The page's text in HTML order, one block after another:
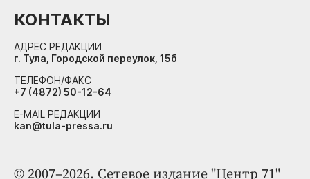
© 2007–2026. Сетевое издание "Центр 71"
КОНТАКТЫ
АДРЕС РЕДАКЦИИ
г. Тула, Городской переулок, 15б
ТЕЛЕФОН/ФАКС
+7 (4872) 50-12-64
E-MAIL РЕДАКЦИИ
kan@tula-pressa.ru